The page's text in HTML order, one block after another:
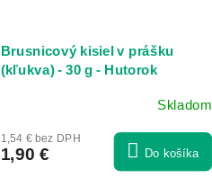
Brusnicový kisiel v prášku
(kľukva) - 30 g - Hutorok
Skladom
1,54 € bez DPH
1,90 € Do košíka